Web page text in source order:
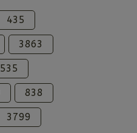
435
3863
535
838
3799